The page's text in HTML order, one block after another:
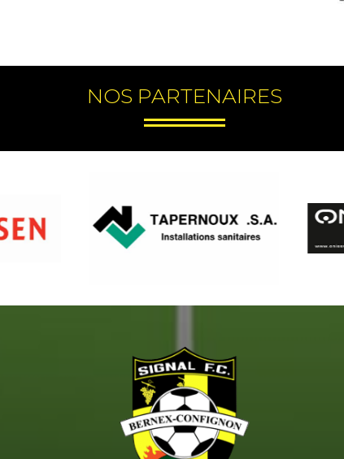
NOS PARTENAIRES